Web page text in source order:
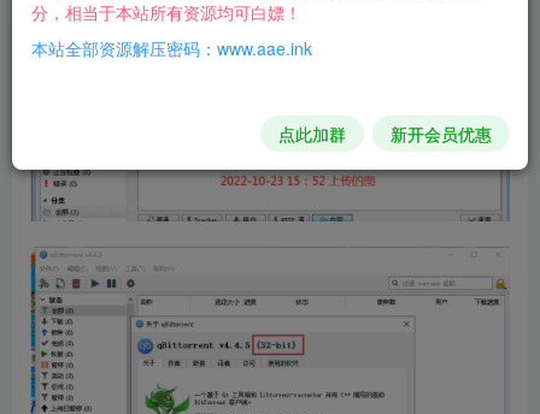
分，相当于本站所有资源均可白嫖！
本站全部资源解压密码：www.aae.ink
点此加群 新开会员优惠